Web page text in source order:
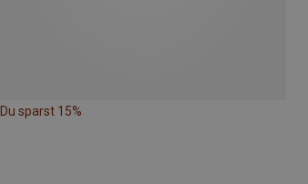
Du sparst 15%